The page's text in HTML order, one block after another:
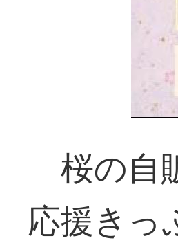
桜の自
応援きっ